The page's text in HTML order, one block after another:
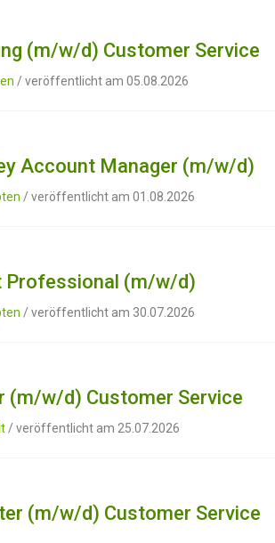
(m/w/d) Customer Service
/ veröffentlicht am 05.08.2026
Account Manager (m/w/d)
/ veröffentlicht am 01.08.2026
Professional (m/w/d)
/ veröffentlicht am 30.07.2026
(m/w/d) Customer Service
/ veröffentlicht am 25.07.2026
(m/w/d) Customer Service